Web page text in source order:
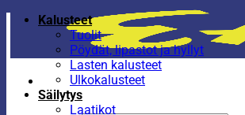
Kalusteet
Tuolit
Pöydät, lipastot ja hyllyt
Lasten kalusteet
Ulkokalusteet
Säilytys
Laatikot